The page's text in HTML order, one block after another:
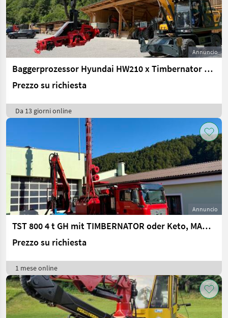
Annuncio
Baggerprozessor Hyundai HW210 x Timbernator TST60H, Bj. 2017
Prezzo su richiesta
Da 13 giorni online
Annuncio
TST 800 4 t GH mit TIMBERNATOR oder Keto, MAN 8x6 ohne AdBlue, TST 800/4t
Prezzo su richiesta
1 mese online